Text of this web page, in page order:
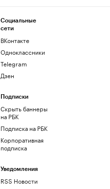
Социальные
сети
ВКонтакте
Одноклассники
Telegram
Дзен
Подписки
Скрыть баннеры
на РБК
Подписка на РБК
Корпоративная
подписка
Уведомления
RSS Новости